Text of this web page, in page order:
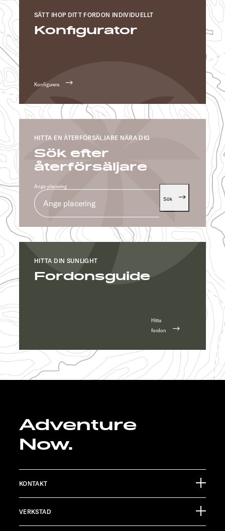
SÄTT IHOP DITT FORDON INDIVIDUELLT
Konfigurator
Konfigurera
HITTA EN ÅTERFÖRSÄLJARE NÄRA DIG
Sök efter
återförsäljare
Ange placering
Sök
HITTA DIN SUNLIGHT
Fordonsguide
Hitta
fordon
Adventure
Now.
KONTAKT
Ölmühlestraße 6
VERKSTAD